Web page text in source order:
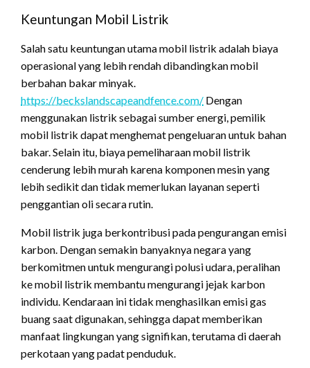
Keuntungan Mobil Listrik
Salah satu keuntungan utama mobil listrik adalah biaya
operasional yang lebih rendah dibandingkan mobil
berbahan bakar minyak.
https://beckslandscapeandfence.com/ Dengan
menggunakan listrik sebagai sumber energi, pemilik
mobil listrik dapat menghemat pengeluaran untuk bahan
bakar. Selain itu, biaya pemeliharaan mobil listrik
cenderung lebih murah karena komponen mesin yang
lebih sedikit dan tidak memerlukan layanan seperti
penggantian oli secara rutin.
Mobil listrik juga berkontribusi pada pengurangan emisi
karbon. Dengan semakin banyaknya negara yang
berkomitmen untuk mengurangi polusi udara, peralihan
ke mobil listrik membantu mengurangi jejak karbon
individu. Kendaraan ini tidak menghasilkan emisi gas
buang saat digunakan, sehingga dapat memberikan
manfaat lingkungan yang signifikan, terutama di daerah
perkotaan yang padat penduduk.